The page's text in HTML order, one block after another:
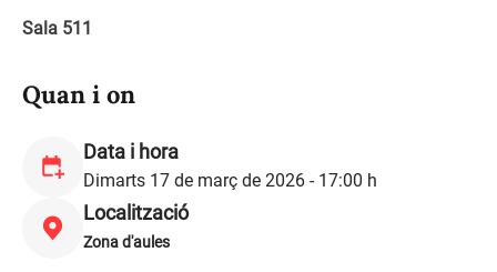
Sala 511
Quan i on
Data i hora
Dimarts 17 de març de 2026 - 17:00 h
Localització
Zona d'aules